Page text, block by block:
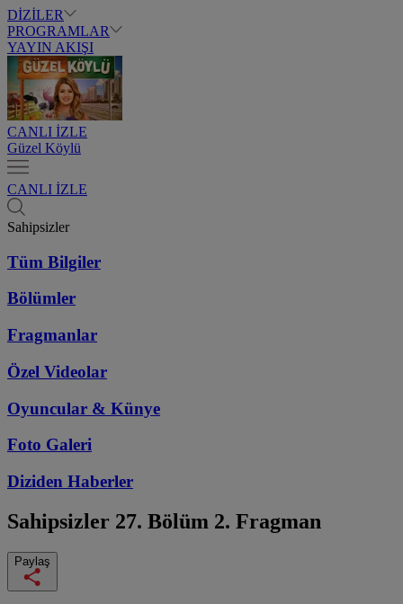
DİZİLER
PROGRAMLAR
YAYIN AKIŞI
CANLI İZLE
Güzel Köylü
CANLI İZLE
Sahipsizler
Tüm Bilgiler
Bölümler
Fragmanlar
Özel Videolar
Oyuncular & Künye
Foto Galeri
Diziden Haberler
Sahipsizler 27. Bölüm 2. Fragman
Paylaş